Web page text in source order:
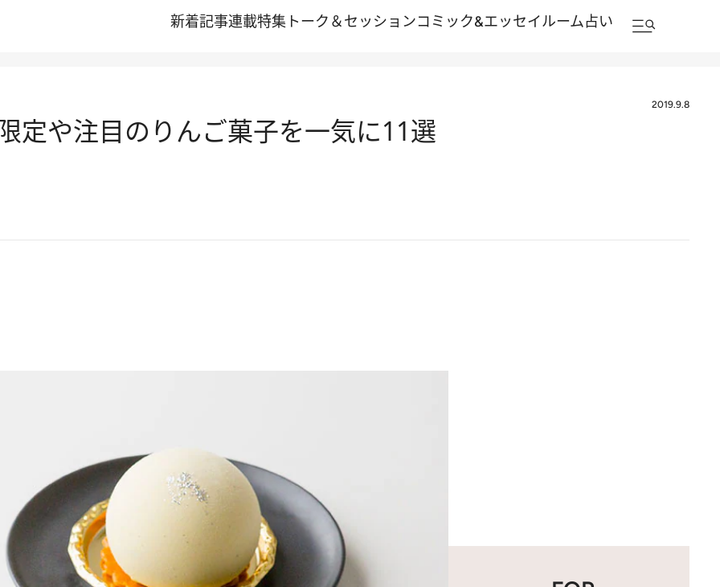
新着記事連載特集 トーク＆セッションコミック&エッセイルーム占い
2019.9.8
定や注目のりんご菓子を一気に11選